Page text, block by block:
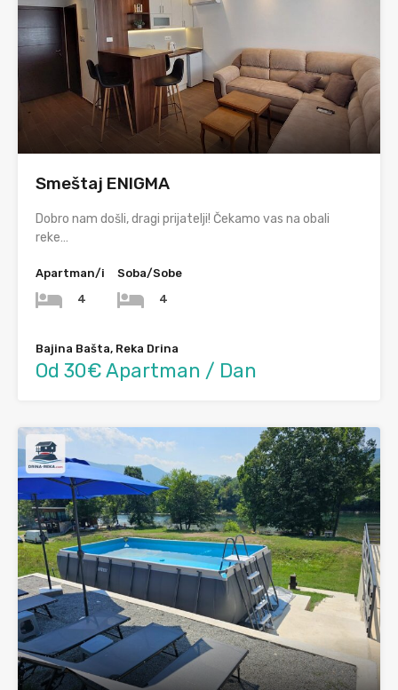
Smeštaj ENIGMA
Dobro nam došli, dragi prijatelji! Čekamo vas na obali
reke…
Apartman/i
4
Soba/Sobe
4
Bajina Bašta, Reka Drina
Od 30€ Apartman / Dan